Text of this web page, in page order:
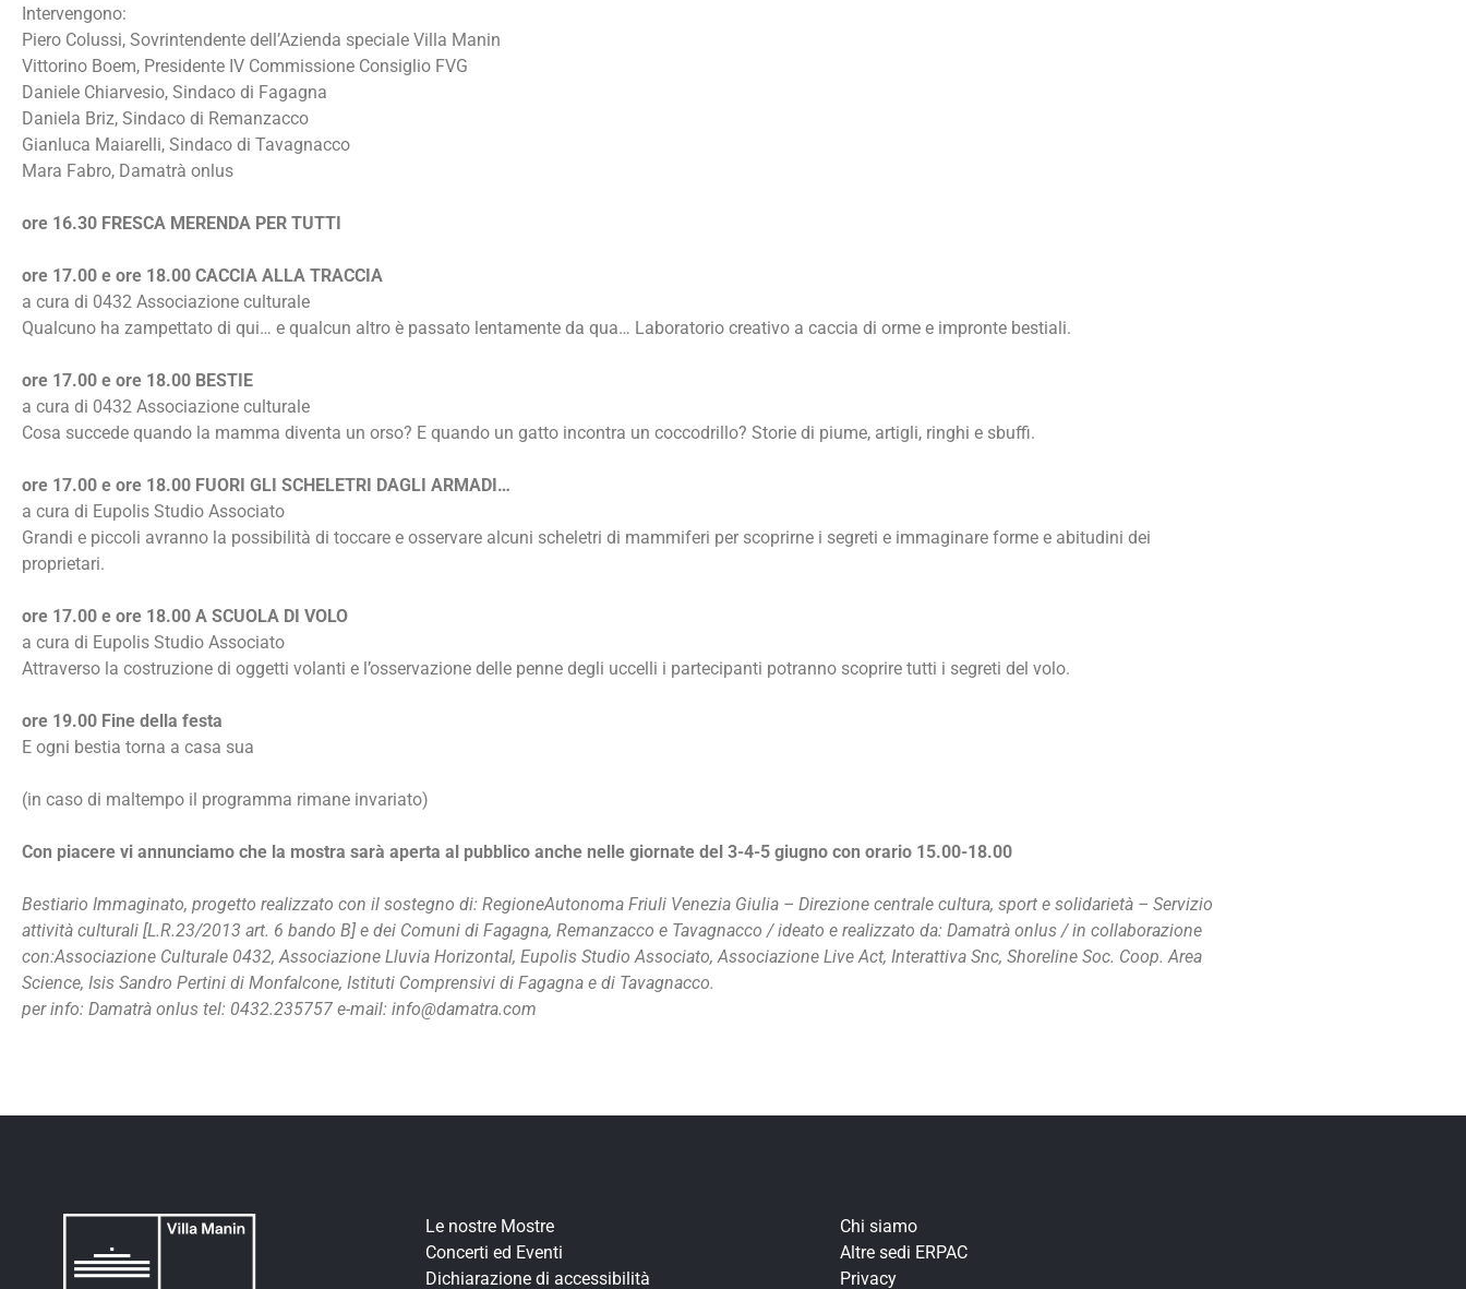
Intervengono:
Piero Colussi, Sovrintendente dell’Azienda speciale Villa Manin
Vittorino Boem, Presidente IV Commissione Consiglio FVG
Daniele Chiarvesio, Sindaco di Fagagna
Daniela Briz, Sindaco di Remanzacco
Gianluca Maiarelli, Sindaco di Tavagnacco
Mara Fabro, Damatrà onlus
ore 16.30 FRESCA MERENDA PER TUTTI
ore 17.00 e ore 18.00 CACCIA ALLA TRACCIA
a cura di 0432 Associazione culturale
Qualcuno ha zampettato di qui… e qualcun altro è passato lentamente da qua… Laboratorio creativo a caccia di orme e impronte bestiali.
ore 17.00 e ore 18.00 BESTIE
a cura di 0432 Associazione culturale
Cosa succede quando la mamma diventa un orso? E quando un gatto incontra un coccodrillo? Storie di piume, artigli, ringhi e sbuffi.
ore 17.00 e ore 18.00 FUORI GLI SCHELETRI DAGLI ARMADI…
a cura di Eupolis Studio Associato
Grandi e piccoli avranno la possibilità di toccare e osservare alcuni scheletri di mammiferi per scoprirne i segreti e immaginare forme e abitudini dei
proprietari.
ore 17.00 e ore 18.00 A SCUOLA DI VOLO
a cura di Eupolis Studio Associato
Attraverso la costruzione di oggetti volanti e l’osservazione delle penne degli uccelli i partecipanti potranno scoprire tutti i segreti del volo.
ore 19.00 Fine della festa
E ogni bestia torna a casa sua
(in caso di maltempo il programma rimane invariato)
Con piacere vi annunciamo che la mostra sarà aperta al pubblico anche nelle giornate del 3-4-5 giugno con orario 15.00-18.00
Bestiario Immaginato, progetto realizzato con il sostegno di: RegioneAutonoma Friuli Venezia Giulia – Direzione centrale cultura, sport e solidarietà – Servizio
attività culturali [L.R.23/2013 art. 6 bando B] e dei Comuni di Fagagna, Remanzacco e Tavagnacco / ideato e realizzato da: Damatrà onlus / in collaborazione
con:Associazione Culturale 0432, Associazione Lluvia Horizontal, Eupolis Studio Associato, Associazione Live Act, Interattiva Snc, Shoreline Soc. Coop. Area
Science, Isis Sandro Pertini di Monfalcone, Istituti Comprensivi di Fagagna e di Tavagnacco.
per info: Damatrà onlus tel: 0432.235757 e-mail: info@damatra.com
Le nostre Mostre
Concerti ed Eventi
Dichiarazione di accessibilità
Chi siamo
Altre sedi ERPAC
Privacy